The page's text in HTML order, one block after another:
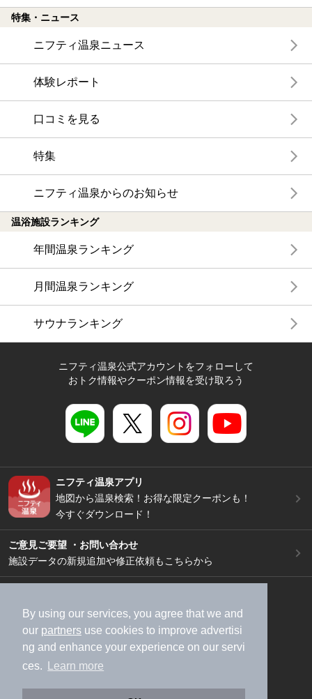
By using our services, you agree that we and
our partners use cookies to improve advertisi
ng and enhance your experience on our servi
ces.
Learn more
特集・ニュース
ニフティ温泉ニュース
体験レポート
口コミを見る
特集
ニフティ温泉からのお知らせ
温浴施設ランキング
年間温泉ランキング
月間温泉ランキング
サウナランキング
ニフティ温泉公式アカウントをフォローして
おトク情報やクーポン情報を受け取ろう
ニフティ温泉アプリ
地図から温泉検索！お得な限定クーポンも！
今すぐダウンロード！
ご意見ご要望 ・お問い合わせ
施設データの新規追加や修正依頼もこちらから
加盟店募集（資料請求）
広告出稿のご案内
利用規約
ライフスタイルMEMBERS+規約
特定商取引法に基づく表記
ヘルプ
採用情報
運営会社